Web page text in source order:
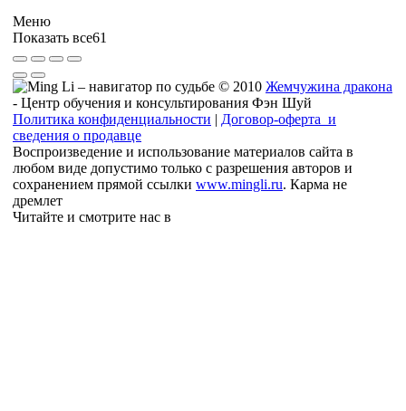
Меню
Показать все61
© 2010 Жемчужина дракона
- Центр обучения и консультирования Фэн Шуй
Политика конфиденциальности | Договор-оферта и
сведения о продавце
Воспроизведение и использование материалов сайта в
любом виде допустимо только с разрешения авторов и
сохранением прямой ссылки www.mingli.ru. Карма не
дремлет
Читайте и смотрите нас в